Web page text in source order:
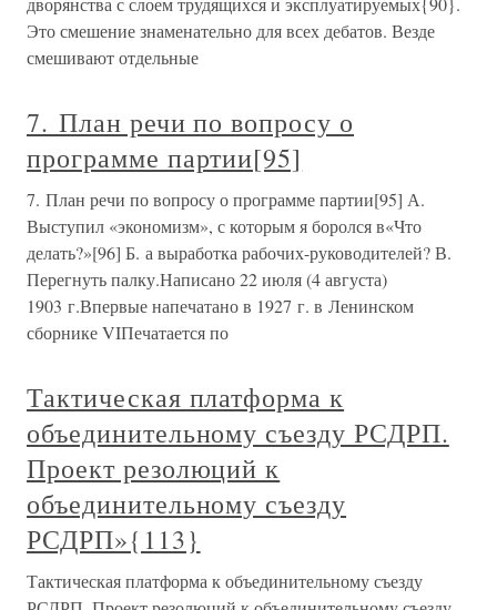
Это смешение знаменательно для всех дебатов. Везде
смешивают отдельные
7. План речи по вопросу о
программе партии[95]
7. План речи по вопросу о программе партии[95] А.
Выступил «экономизм», с которым я боролся в«Что
делать?»[96] Б. а выработка рабочих-руководителей? В.
Перегнуть палку.Написано 22 июля (4 августа)
1903 г.Впервые напечатано в 1927 г. в Ленинском
сборнике VIПечатается по
Тактическая платформа к
объединительному съезду РСДРП.
Проект резолюций к
объединительному съезду
РСДРП»{113}
Тактическая платформа к объединительному съезду